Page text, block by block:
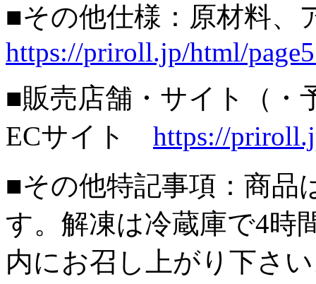
■その他仕様：原材料
https://priroll.jp/html/
■販売店舗・サイト（・
ECサイト https://
■その他特記事項：商品
す。解凍は冷蔵庫で4時
内にお召し上がり下さ